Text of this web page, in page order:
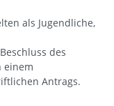
als Jugendliche,
des
einem
Antrags.